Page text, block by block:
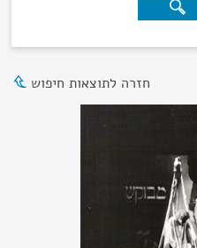
חזרה לתוצאות חיפוש